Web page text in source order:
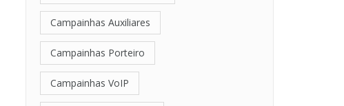
Campainhas Auxiliares
Campainhas Porteiro
Campainhas VoIP